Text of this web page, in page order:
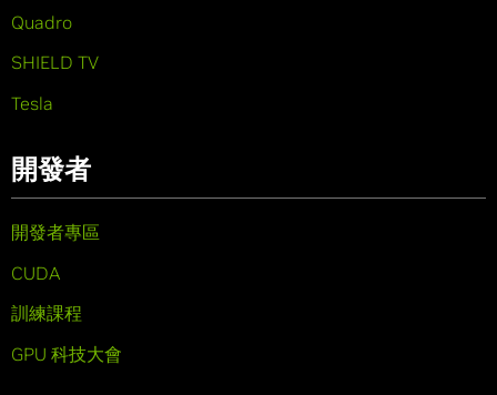
Quadro
SHIELD TV
Tesla
開發者
開發者專區
CUDA
訓練課程
GPU 科技大會